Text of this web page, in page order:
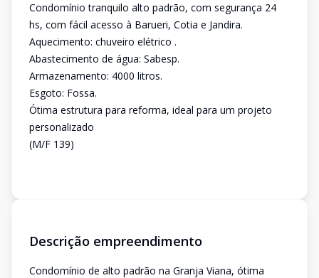
Condomínio tranquilo alto padrão, com segurança 24
hs, com fácil acesso à Barueri, Cotia e Jandira.
Aquecimento: chuveiro elétrico .
Abastecimento de água: Sabesp.
Armazenamento: 4000 litros.
Esgoto: Fossa.
Ótima estrutura para reforma, ideal para um projeto
personalizado
(M/F 139)
Descrição empreendimento
Condomínio de alto padrão na Granja Viana, ótima